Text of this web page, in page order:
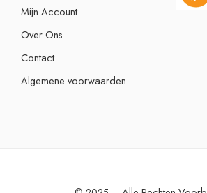
Mijn Account
Over Ons
Contact
Algemene voorwaarden